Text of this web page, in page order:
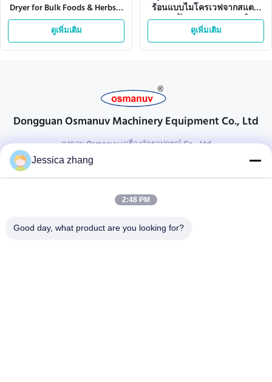
Dryer for Bulk Foods & Herbs –
Customizable Power (12-
200kW) & Conveyor Speed
ดูเพิ่มเติม
ร้อนแบบไมโครเวฟจากสแตน
เลส ที่ได้รับการปรับปรุงให้
เหมาะสม
ดูเพิ่มเติม
Dongguan Osmanuv Machinery Equipment Co., Ltd
ตงกวน Osmanuv เครื่องจักรอุปกรณ์ Co. , Ltd
ติดต่อ
28 อุตสาหกรรมที่สอง Liu chong wei, Wanjiang, DongGuan,
86-769 -88125248
Jessica zhang
2:48 PM
Good day, what product are you looking for?